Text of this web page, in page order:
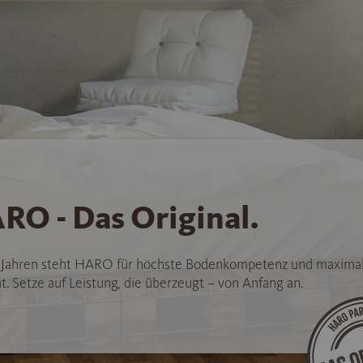
- Das Original.
steht HARO für höchste Bodenkompetenz und
Setze auf Leistung, die überzeugt – von Anfang an.